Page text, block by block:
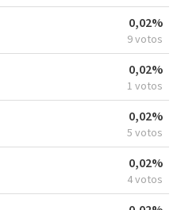
0,02%
9 votos
0,02%
1 votos
0,02%
5 votos
0,02%
4 votos